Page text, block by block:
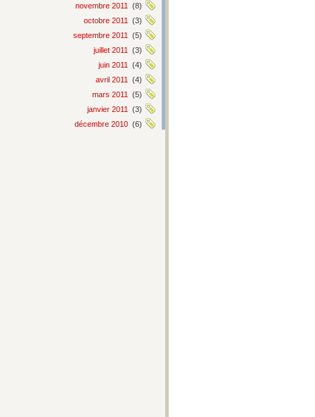
novembre 2011
(8)
octobre 2011
(3)
septembre 2011
(5)
juillet 2011
(3)
juin 2011
(4)
avril 2011
(4)
mars 2011
(5)
janvier 2011
(3)
décembre 2010 (6)